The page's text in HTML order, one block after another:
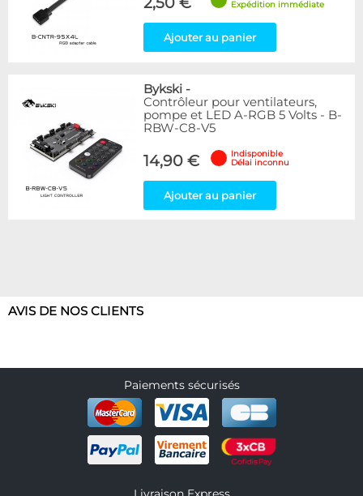
Expédition immédiate
Ajouter au panier
Bykski -
Contrôleur pour ventilateurs,
pompe et LED A-RGB 5 Volts - B-
RBW-C8-V5
14,90 €
Indisponible
Délai inconnu
Ajouter au panier
AVIS DE NOS CLIENTS
Paiements sécurisés